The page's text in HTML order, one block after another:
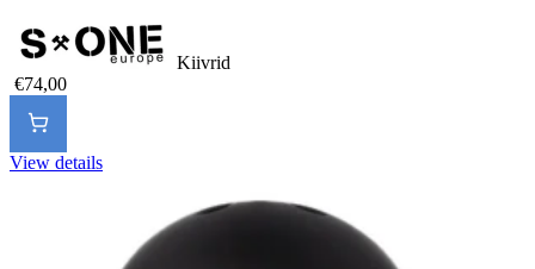
Kiivrid
€74,00
View details